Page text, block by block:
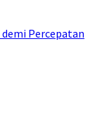
Percepatan